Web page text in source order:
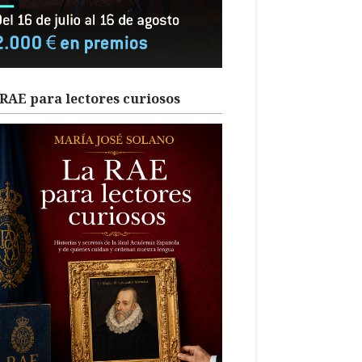
para lectores curiosos